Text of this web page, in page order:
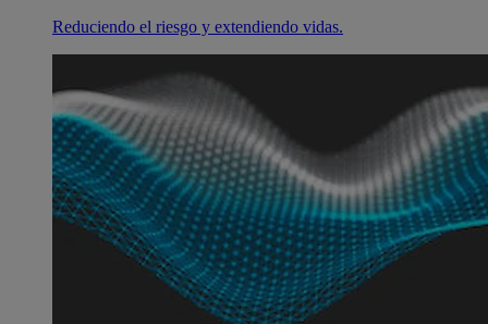
Reduciendo el riesgo y extendiendo vidas.